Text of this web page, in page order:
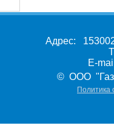
Адрес:
E-
© ООО
Политика